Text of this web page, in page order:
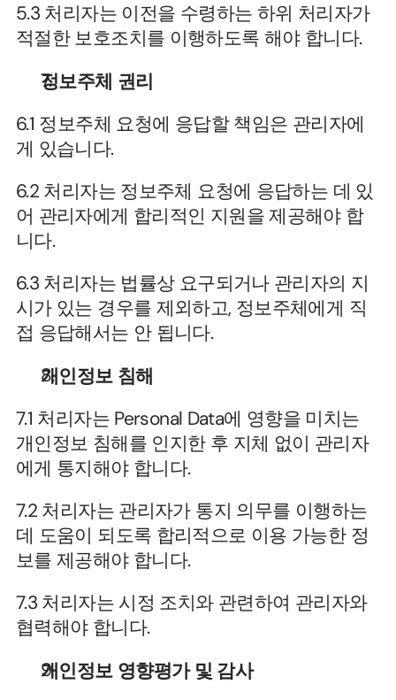
5.3 처리자는 이전을 수령하는 하위 처리자가
적절한 보호조치를 이행하도록 해야 합니다.
정보주체 권리
6.1 정보주체 요청에 응답할 책임은 관리자에
게 있습니다.
6.2 처리자는 정보주체 요청에 응답하는 데 있
어 관리자에게 합리적인 지원을 제공해야 합
니다.
6.3 처리자는 법률상 요구되거나 관리자의 지
시가 있는 경우를 제외하고, 정보주체에게 직
접 응답해서는 안 됩니다.
개인정보 침해
7.1 처리자는 Personal Data에 영향을 미치는
개인정보 침해를 인지한 후 지체 없이 관리자
에게 통지해야 합니다.
7.2 처리자는 관리자가 통지 의무를 이행하는
데 도움이 되도록 합리적으로 이용 가능한 정
보를 제공해야 합니다.
7.3 처리자는 시정 조치와 관련하여 관리자와
협력해야 합니다.
개인정보 영향평가 및 감사